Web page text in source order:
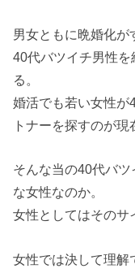
男女ともに晩婚化が
40代バツイチ男性
る。
婚活でも若い女性が
トナーを探すのが現
そんな当の40代バ
な女性なのか。
女性としてはそのサ
女性では決して理解